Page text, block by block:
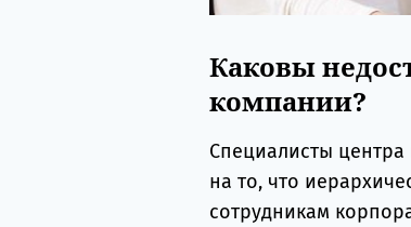
Каковы
компании?
Специалисты центра
на то, что
сотрудникам